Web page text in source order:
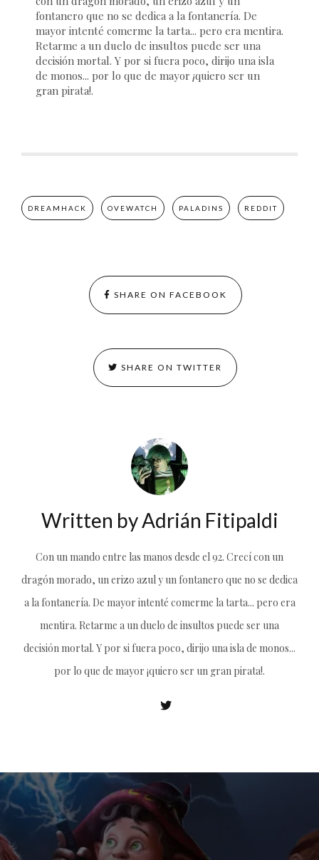
fontanero que no se dedica a la fontanería. De
mayor intenté comerme la tarta... pero era mentira.
Retarme a un duelo de insultos puede ser una
decisión mortal. Y por si fuera poco, dirijo una isla
de monos... por lo que de mayor ¡quiero ser un
gran pirata!.
DREAMHACK OVEWATCH PALADINS REDDIT
SHARE ON FACEBOOK
SHARE ON TWITTER
Written byAdrián Fitipaldi
Con un mando entre las manos desde el 92. Crecí con un
dragón morado, un erizo azul y un fontanero que no se dedica
a la fontanería. De mayor intenté comerme la tarta... pero era
mentira. Retarme a un duelo de insultos puede ser una
decisión mortal. Y por si fuera poco, dirijo una isla de monos...
por lo que de mayor ¡quiero ser un gran pirata!.